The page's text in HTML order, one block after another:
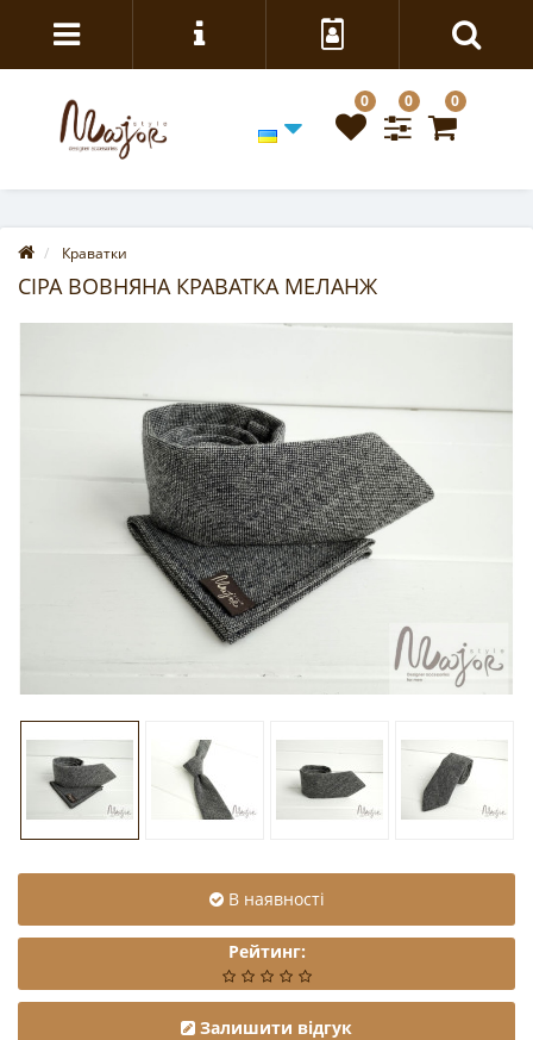
0 0 0
Краватки
СІРА ВОВНЯНА КРАВАТКА МЕЛАНЖ
В наявності
Рейтинг:
Залишити відгук